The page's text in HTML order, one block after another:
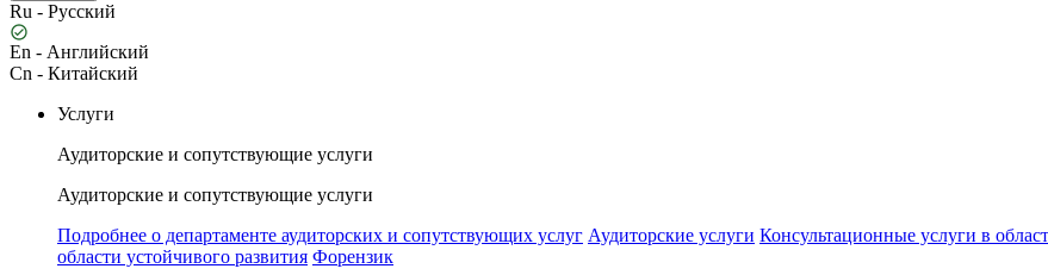
Ru - Русский
En - Английский
Cn - Китайский
Услуги
Аудиторские и сопутствующие услуги
Аудиторские и сопутствующие услуги
Подробнее о департаменте аудиторских и сопутствующих услуг Аудиторские услуги Консультационные услуги в
области устойчивого развития Форензик